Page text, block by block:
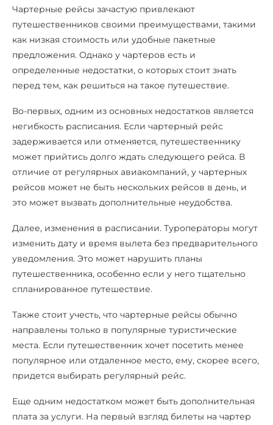
Чартерные рейсы зачастую привлекают
путешественников своими преимуществами, такими
как низкая стоимость или удобные пакетные
предложения. Однако у чартеров есть и
определенные недостатки, о которых стоит знать
перед тем, как решиться на такое путешествие.
Во-первых, одним из основных недостатков является
негибкость расписания. Если чартерный рейс
задерживается или отменяется, путешественнику
может прийтись долго ждать следующего рейса. В
отличие от регулярных авиакомпаний, у чартерных
рейсов может не быть нескольких рейсов в день, и
это может вызвать дополнительные неудобства.
Далее, изменения в расписании. Туроператоры могут
изменить дату и время вылета без предварительного
уведомления. Это может нарушить планы
путешественника, особенно если у него тщательно
спланированное путешествие.
Также стоит учесть, что чартерные рейсы обычно
направлены только в популярные туристические
места. Если путешественник хочет посетить менее
популярное или отдаленное место, ему, скорее всего,
придется выбирать регулярный рейс.
Еще одним недостатком может быть дополнительная
плата за услуги. На первый взгляд билеты на чартер